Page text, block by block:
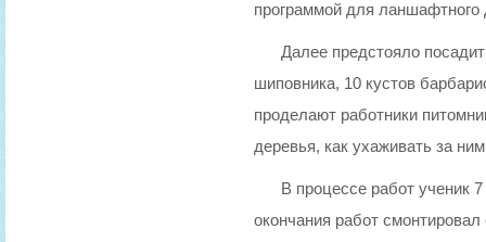
программой для ланшафтного
Далее предстояло
шиповника, 10 кустов
проделают работники
деревья, как ухаживать за
В процессе работ ученик
окончания работ